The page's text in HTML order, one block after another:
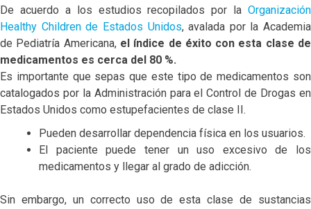
De acuerdo a los estudios recopilados por la Organización
Healthy Children de Estados Unidos, avalada por la Academia
de Pediatría Americana, el índice de éxito con esta clase de
medicamentos es cerca del 80 %.
Es importante que sepas que este tipo de medicamentos son
catalogados por la Administración para el Control de Drogas en
Estados Unidos como estupefacientes de clase II.
Pueden desarrollar dependencia física en los usuarios.
El paciente puede tener un uso excesivo de los
medicamentos y llegar al grado de adicción.
Sin embargo, un correcto uso de esta clase de sustancias